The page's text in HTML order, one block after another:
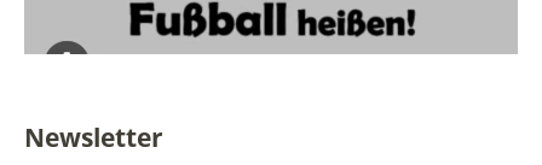
Newsletter